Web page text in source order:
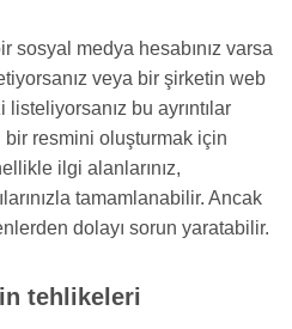
sosyal medya hesabınız varsa
veya bir şirketin web
bu ayrıntılar
resmini oluşturmak için
ilgi alanlarınız,
tamamlanabilir. Ancak
dolayı sorun yaratabilir.
tehlikeleri